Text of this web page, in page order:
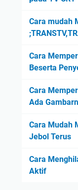
Cara mudah
Cara
Beserta
Cara
Ada
Cara Mudah
Jebol Terus
Cara
Aktif